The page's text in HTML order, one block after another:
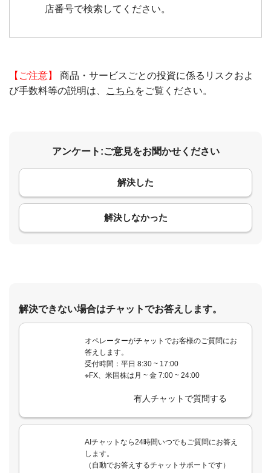
店番号で検索してください。
【ご注意】
商品・サービスごとの投資に係るリスクおよ
び手数料等の説明は、
こちら をご覧ください。
アンケート:ご意見をお聞かせください
解決した
解決しなかった
コメント
解決できない場合はチャットでお答えします。
オペレーターがチャットでお客様のご質問にお
答えします。
受付時間：平日 8:30 ~ 17:00
※FX、米国株は月 ~ 金 7:00 ~ 24:00
有人チャットで質問する
AIチャットなら24時間いつでもご質問にお答え
します。
（自動でお答えするチャットサポートです）